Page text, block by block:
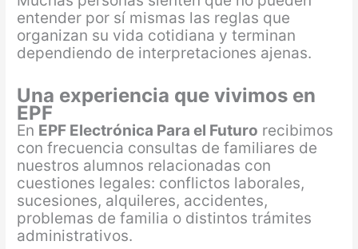
entender por sí mismas las reglas que
organizan su vida cotidiana y terminan
dependiendo de interpretaciones ajenas.
Una experiencia que vivimos en
EPF
En EPF Electrónica Para el Futuro recibimos
con frecuencia consultas de familiares de
nuestros alumnos relacionadas con
cuestiones legales: conflictos laborales,
sucesiones, alquileres, accidentes,
problemas de familia o distintos trámites
administrativos.